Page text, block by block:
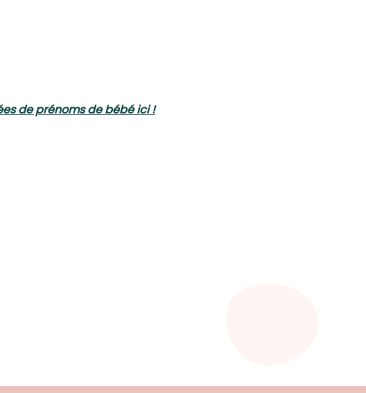
de prénoms de bébé ici !